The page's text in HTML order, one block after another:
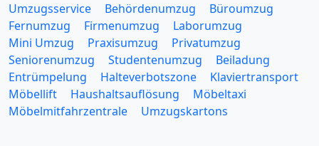
Umzugsservice Behördenumzug
Büroumzug
Fernumzug
Firmenumzug
Laborumzug
Mini Umzug
Praxisumzug
Privatumzug
Seniorenumzug
Studentenumzug
Beiladung
Entrümpelung
Halteverbotszone
Klaviertransport
Möbellift
Haushaltsauflösung
Möbeltaxi
Möbelmitfahrzentrale
Umzugskartons